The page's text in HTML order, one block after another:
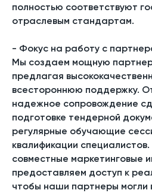
полностью соответствуют
отраслевым стандартам.
- Фокус на работу с
Мы создаем мощную
предлагая
всестороннюю поддержку.
надежное сопровождение
подготовке тендерной
регулярные обучающие
квалификации
совместные маркетинговые
предоставляем доступ к
чтобы наши партнеры могли